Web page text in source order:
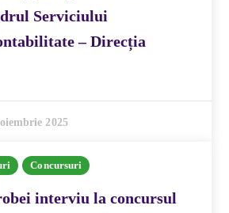
Serviciului
– Direcția
2025
Concursuri
interviu la concursul